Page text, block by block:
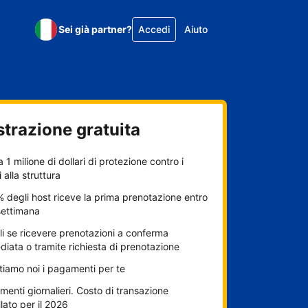
Sei già partner? Accedi Aiuto
gratuita
1 milione di dollari di protezione contro i
alla struttura
degli host riceve la prima prenotazione entro
se ricevere prenotazioni a conferma
o tramite richiesta di prenotazione
noi i pagamenti per te
giornalieri. Costo di transazione
per il 2026